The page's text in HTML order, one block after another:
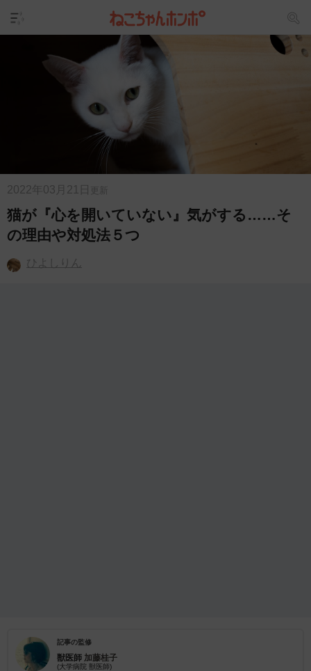
2022年03月21日 更新
猫が『心を開いていない』気がする……そ
の理由や対処法５つ
ひよしりん
記事の監修
獣医師 加藤桂子
(大学病院 獣医師)